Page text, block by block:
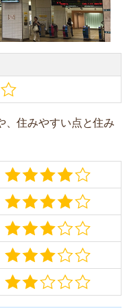
、住みやすい点と住み